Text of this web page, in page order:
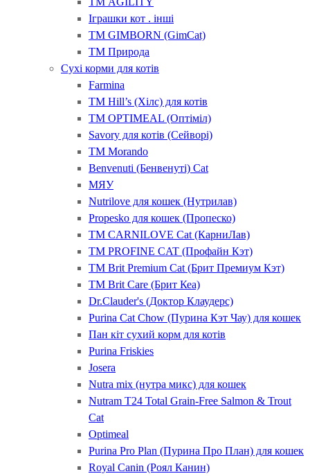
Іграшки кот . інші
ТМ GIMBORN (GimCat)
ТМ Природа
Сухі корми для котів
Farmina
ТМ Hill’s (Хілс) для котів
ТМ OPTIMEAL (Оптіміл)
Savory для котів (Сейворі)
ТМ Morando
Benvenuti (Бенвенуті) Cat
МЯУ
Nutrilove для кошек (Нутрилав)
Propesko для кошек (Пропеско)
ТМ CARNILOVE Cat (КарниЛав)
ТМ PROFINE CAT (Профайн Кэт)
ТМ Brit Premium Cat (Брит Премиум Кэт)
ТМ Brit Care (Брит Кеа)
Dr.Clauder's (Доктор Клаудерс)
Purina Cat Chow (Пурина Кэт Чау) для кошек
Пан кіт сухий корм для котів
Purina Friskies
Josera
Nutra mix (нутра микс) для кошек
Nutram T24 Total Grain-Free Salmon & Trout
Cat
Optimeal
Purina Pro Plan (Пурина Про План) для кошек
Royal Canin (Роял Канин)